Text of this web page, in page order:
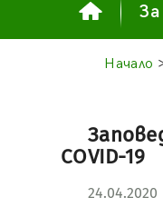
Начало
COVID-19
24.04.2020